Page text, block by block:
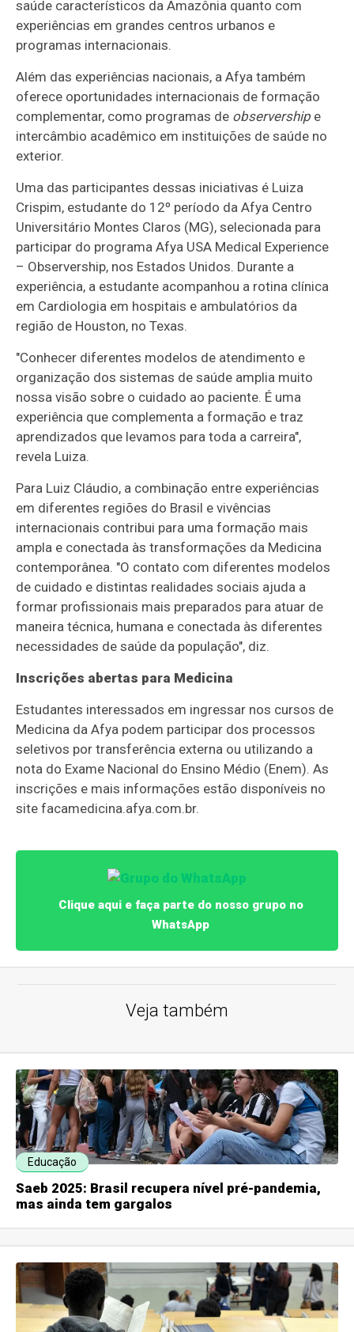
saúde característicos da Amazônia quanto com
experiências em grandes centros urbanos e
programas internacionais.
Além das experiências nacionais, a Afya também
oferece oportunidades internacionais de formação
complementar, como programas de observership e
intercâmbio acadêmico em instituições de saúde no
exterior.
Uma das participantes dessas iniciativas é Luiza
Crispim, estudante do 12º período da Afya Centro
Universitário Montes Claros (MG), selecionada para
participar do programa Afya USA Medical Experience
– Observership, nos Estados Unidos. Durante a
experiência, a estudante acompanhou a rotina clínica
em Cardiologia em hospitais e ambulatórios da
região de Houston, no Texas.
"Conhecer diferentes modelos de atendimento e
organização dos sistemas de saúde amplia muito
nossa visão sobre o cuidado ao paciente. É uma
experiência que complementa a formação e traz
aprendizados que levamos para toda a carreira",
revela Luiza.
Para Luiz Cláudio, a combinação entre experiências
em diferentes regiões do Brasil e vivências
internacionais contribui para uma formação mais
ampla e conectada às transformações da Medicina
contemporânea. "O contato com diferentes modelos
de cuidado e distintas realidades sociais ajuda a
formar profissionais mais preparados para atuar de
maneira técnica, humana e conectada às diferentes
necessidades de saúde da população", diz.
Inscrições abertas para Medicina
Estudantes interessados em ingressar nos cursos de
Medicina da Afya podem participar dos processos
seletivos por transferência externa ou utilizando a
nota do Exame Nacional do Ensino Médio (Enem). As
inscrições e mais informações estão disponíveis no
site facamedicina.afya.com.br.
Clique aqui e faça parte do nosso grupo no
WhatsApp
Veja também
Educação
Saeb 2025: Brasil recupera nível pré-pandemia,
mas ainda tem gargalos